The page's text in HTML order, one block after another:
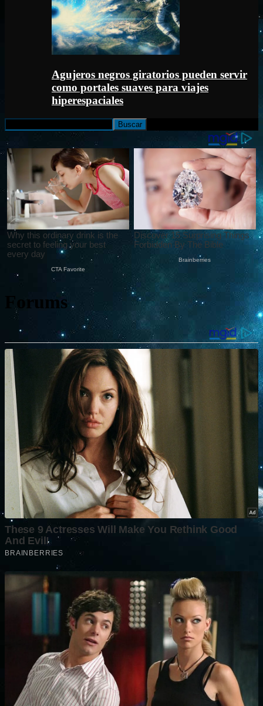
Agujeros negros giratorios pueden servir
como portales suaves para viajes
hiperespaciales
Forums